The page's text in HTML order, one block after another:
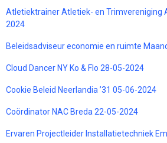
Atletiektrainer Atletiek- en Trimvereniging
2024
Beleidsadviseur economie en ruimte
Cloud Dancer NY Ko & Flo 28-05-2024
Cookie Beleid Neerlandia ’31 05-06-2024
Coördinator NAC Breda 22-05-2024
Ervaren Projectleider Installatietechniek